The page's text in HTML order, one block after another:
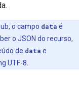
o campo data é
o JSON do recurso,
de data e
UTF-8.